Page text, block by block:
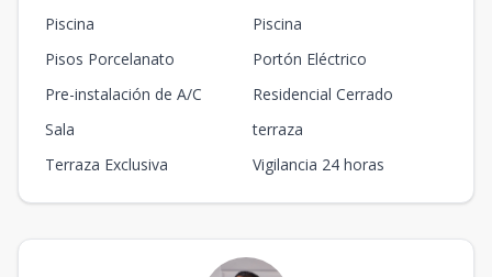
6-31
3
6-32
3 3 2 1
6-41
3 2
2-32
82
Piscina
Piscina
Pisos Porcelanato
Portón Eléctrico
Pre-instalación de A/C
Residencial Cerrado
Sala
terraza
Terraza Exclusiva
Vigilancia 24 horas